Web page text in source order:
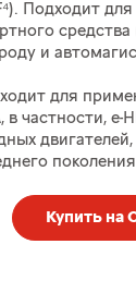
Подходит
и
для
в частности,
Купить на